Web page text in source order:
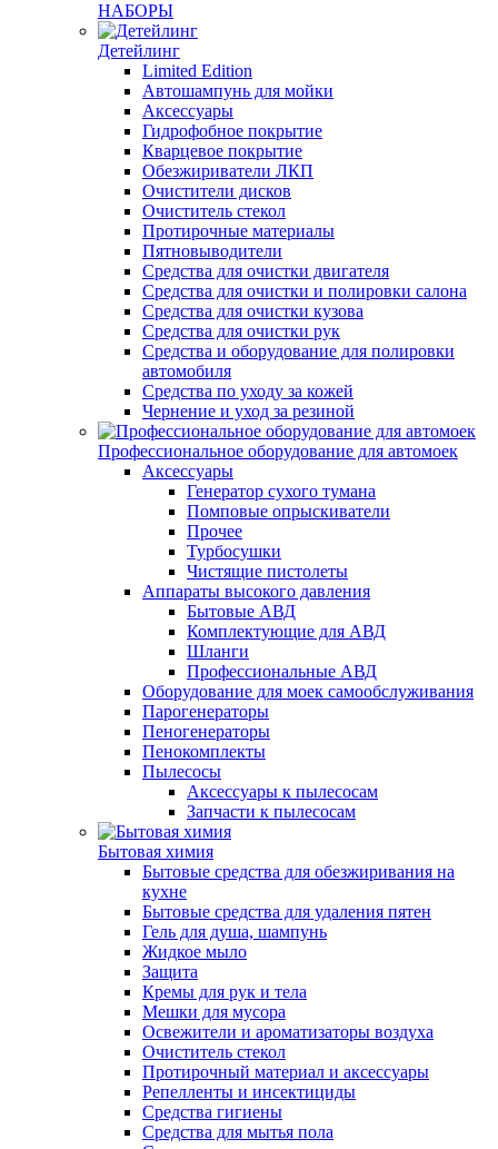
НАБОРЫ
Детейлинг
Limited Edition
Автошампунь для мойки
Аксессуары
Гидрофобное покрытие
Кварцевое покрытие
Обезжириватели ЛКП
Очистители дисков
Очиститель стекол
Протирочные материалы
Пятновыводители
Средства для очистки двигателя
Средства для очистки и полировки салона
Средства для очистки кузова
Средства для очистки рук
Средства и оборудование для полировки
автомобиля
Средства по уходу за кожей
Чернение и уход за резиной
Профессиональное оборудование для автомоек
Аксессуары
Генератор сухого тумана
Помповые опрыскиватели
Прочее
Турбосушки
Чистящие пистолеты
Аппараты высокого давления
Бытовые АВД
Комплектующие для АВД
Шланги
Профессиональные АВД
Оборудование для моек самообслуживания
Парогенераторы
Пеногенераторы
Пенокомплекты
Пылесосы
Аксессуары к пылесосам
Запчасти к пылесосам
Бытовая химия
Бытовые средства для обезжиривания на
кухне
Бытовые средства для удаления пятен
Гель для душа, шампунь
Жидкое мыло
Защита
Кремы для рук и тела
Мешки для мусора
Освежители и ароматизаторы воздуха
Очиститель стекол
Протирочный материал и аксессуары
Репелленты и инсектициды
Средства гигиены
Средства для мытья пола